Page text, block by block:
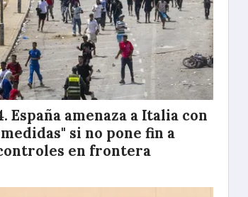
España amenaza a Italia con
si no pone fin a
en frontera